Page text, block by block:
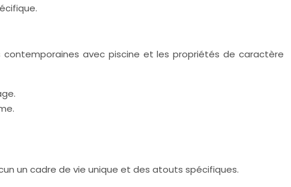
contemporaines avec piscine et les propriétés de caractère
un cadre de vie unique et des atouts spécifiques.